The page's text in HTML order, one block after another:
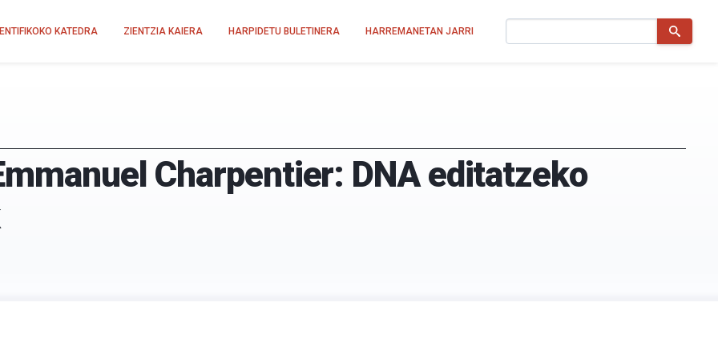
KATEDRA ZIENTZIA KAIERA HARPIDETU BULETINERA HARREMANETAN JARRI
Charpentier: DNA editatzeko